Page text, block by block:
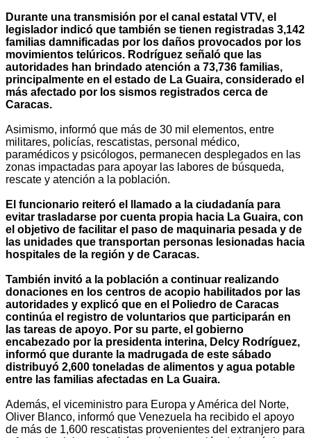
Durante una transmisión por el canal estatal VTV, el
legislador indicó que también se tienen registradas 3,142
familias damnificadas por los daños provocados por los
movimientos telúricos. Rodríguez señaló que las
autoridades han brindado atención a 73,736 familias,
principalmente en el estado de La Guaira, considerado el
más afectado por los sismos registrados cerca de
Caracas.
Asimismo, informó que más de 30 mil elementos, entre
militares, policías, rescatistas, personal médico,
paramédicos y psicólogos, permanecen desplegados en las
zonas impactadas para apoyar las labores de búsqueda,
rescate y atención a la población.
El funcionario reiteró el llamado a la ciudadanía para
evitar trasladarse por cuenta propia hacia La Guaira, con
el objetivo de facilitar el paso de maquinaria pesada y de
las unidades que transportan personas lesionadas hacia
hospitales de la región y de Caracas.
También invitó a la población a continuar realizando
donaciones en los centros de acopio habilitados por las
autoridades y explicó que en el Poliedro de Caracas
continúa el registro de voluntarios que participarán en
las tareas de apoyo. Por su parte, el gobierno
encabezado por la presidenta interina, Delcy Rodríguez,
informó que durante la madrugada de este sábado
distribuyó 2,600 toneladas de alimentos y agua potable
entre las familias afectadas en La Guaira.
Además, el viceministro para Europa y América del Norte,
Oliver Blanco, informó que Venezuela ha recibido el apoyo
de más de 1,600 rescatistas provenientes del extranjero para